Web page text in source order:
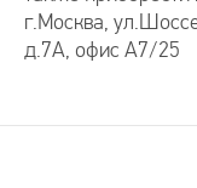
г.Москва,
д.7А, офис А7/25